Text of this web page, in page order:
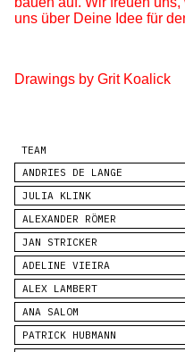
uns über Deine Idee für
Drawings by Grit Koalick
TEAM
ANDRIES DE LANGE
JULIA KLINK
ALEXANDER RÖMER
JAN STRICKER
ADELINE VIEIRA
ALEX LAMBERT
ANA SALOM
PATRICK HUBMANN